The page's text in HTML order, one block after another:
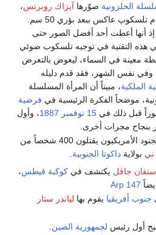
الحلزونية صوّرهاآيزاك روبرتس،
بتعرض 4-ساعات باستخدام تلسكوپ عاكس ببعد بؤري 50 سم.
إذ أنها أعطت أحد أفضل الصور حتى
هذه التقنية في توجيه تلسكوب ضوئي
معينة في السماء، ليعوض بالتعرض
نفس الشهر، فقد قدم دليله
الملكية، مبيناً أن المرأة المسلسلة
موضحاً الفكرة الرئيسية في فرضية
قبل ذلك في15 نوفمبر 1887، وأول
الأمريكيون يقتلون 400 شخصاً من
ني بولايةداكوتا الجنوبية
ستفان جاڤل يكتشف فيكوكبة قيطس،
Arp 147
جنوب أفريقيا يقوم بها لياندر ستار
أول رئيس لجمهورية الصين